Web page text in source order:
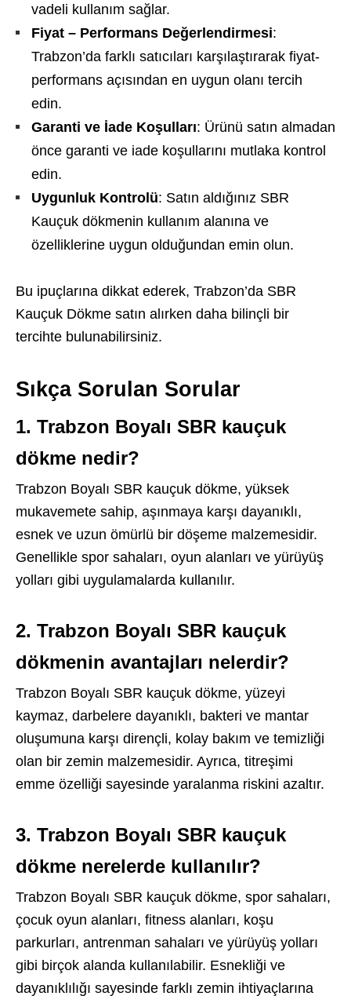
vadeli kullanım sağlar.
Fiyat – Performans Değerlendirmesi:
Trabzon’da farklı satıcıları karşılaştırarak fiyat-
performans açısından en uygun olanı tercih
edin.
Garanti ve İade Koşulları: Ürünü satın almadan
önce garanti ve iade koşullarını mutlaka kontrol
edin.
Uygunluk Kontrolü: Satın aldığınız SBR
Kauçuk dökmenin kullanım alanına ve
özelliklerine uygun olduğundan emin olun.
Bu ipuçlarına dikkat ederek, Trabzon’da SBR
Kauçuk Dökme satın alırken daha bilinçli bir
tercihte bulunabilirsiniz.
Sıkça Sorulan Sorular
1. Trabzon Boyalı SBR kauçuk
dökme nedir?
Trabzon Boyalı SBR kauçuk dökme, yüksek
mukavemete sahip, aşınmaya karşı dayanıklı,
esnek ve uzun ömürlü bir döşeme malzemesidir.
Genellikle spor sahaları, oyun alanları ve yürüyüş
yolları gibi uygulamalarda kullanılır.
2. Trabzon Boyalı SBR kauçuk
dökmenin avantajları nelerdir?
Trabzon Boyalı SBR kauçuk dökme, yüzeyi
kaymaz, darbelere dayanıklı, bakteri ve mantar
oluşumuna karşı dirençli, kolay bakım ve temizliği
olan bir zemin malzemesidir. Ayrıca, titreşimi
emme özelliği sayesinde yaralanma riskini azaltır.
3. Trabzon Boyalı SBR kauçuk
dökme nerelerde kullanılır?
Trabzon Boyalı SBR kauçuk dökme, spor sahaları,
çocuk oyun alanları, fitness alanları, koşu
parkurları, antrenman sahaları ve yürüyüş yolları
gibi birçok alanda kullanılabilir. Esnekliği ve
dayanıklılığı sayesinde farklı zemin ihtiyaçlarına